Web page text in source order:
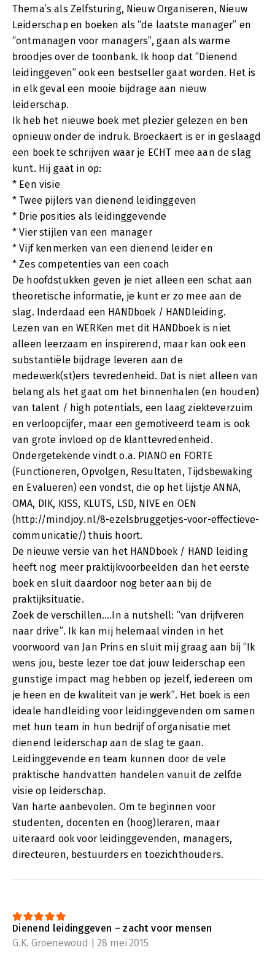
Thema’s als Zelfsturing, Nieuw Organiseren, Nieuw
Leiderschap en boeken als “de laatste manager” en
“ontmanagen voor managers”, gaan als warme
broodjes over de toonbank. Ik hoop dat “Dienend
leidinggeven” ook een bestseller gaat worden. Het is
in elk geval een mooie bijdrage aan nieuw
leiderschap.
Ik heb het nieuwe boek met plezier gelezen en ben
opnieuw onder de indruk. Broeckaert is er in geslaagd
een boek te schrijven waar je ECHT mee aan de slag
kunt. Hij gaat in op:
* Een visie
* Twee pijlers van dienend leidinggeven
* Drie posities als leidinggevende
* Vier stijlen van een manager
* Vijf kenmerken van een dienend leider en
* Zes competenties van een coach
De hoofdstukken geven je niet alleen een schat aan
theoretische informatie, je kunt er zo mee aan de
slag. Inderdaad een HANDboek / HANDleiding.
Lezen van en WERKen met dit HANDboek is niet
alleen leerzaam en inspirerend, maar kan ook een
substantiële bijdrage leveren aan de
medewerk(st)ers tevredenheid. Dat is niet alleen van
belang als het gaat om het binnenhalen (en houden)
van talent / high potentials, een laag ziekteverzuim
en verloopcijfer, maar een gemotiveerd team is ook
van grote invloed op de klanttevredenheid.
Ondergetekende vindt o.a. PIANO en FORTE
(Functioneren, Opvolgen, Resultaten, Tijdsbewaking
en Evalueren) een vondst, die op het lijstje ANNA,
OMA, DIK, KISS, KLUTS, LSD, NIVE en OEN
(http://mindjoy.nl/8-ezelsbruggetjes-voor-effectieve-
communicatie/) thuis hoort.
De nieuwe versie van het HANDboek / HAND leiding
heeft nog meer praktijkvoorbeelden dan het eerste
boek en sluit daardoor nog beter aan bij de
praktijksituatie.
Zoek de verschillen….In a nutshell: “van drijfveren
naar drive”. Ik kan mij helemaal vinden in het
voorwoord van Jan Prins en sluit mij graag aan bij “Ik
wens jou, beste lezer toe dat jouw leiderschap een
gunstige impact mag hebben op jezelf, iedereen om
je heen en de kwaliteit van je werk”. Het boek is een
ideale handleiding voor leidinggevenden om samen
met hun team in hun bedrijf of organisatie met
dienend leiderschap aan de slag te gaan.
Leidinggevende en team kunnen door de vele
praktische handvatten handelen vanuit de zelfde
visie op leiderschap.
Van harte aanbevolen. Om te beginnen voor
studenten, docenten en (hoog)leraren, maar
uiteraard ook voor leidinggevenden, managers,
directeuren, bestuurders en toezichthouders.
Dienend leidinggeven – zacht voor mensen
G.K. Groenewoud | 28 mei 2015